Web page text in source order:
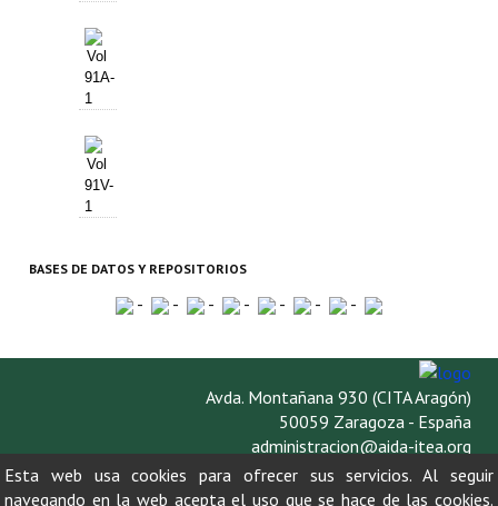
Vol
91A-
1
Vol
91V-
1
BASES DE DATOS Y REPOSITORIOS
- - - - - - -
Avda. Montañana 930 (CITA Aragón)
50059 Zaragoza - España
administracion@aida-itea.org
976 716 305
Esta web usa cookies para ofrecer sus servicios. Al seguir
navegando en la web acepta el uso que se hace de las cookies.